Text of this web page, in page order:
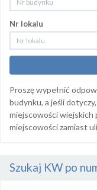
Nr lokalu
Proszę wypełnić
budynku, a jeśli
miejscowości wiejskich
miejscowości zamiast
Szukaj KW po